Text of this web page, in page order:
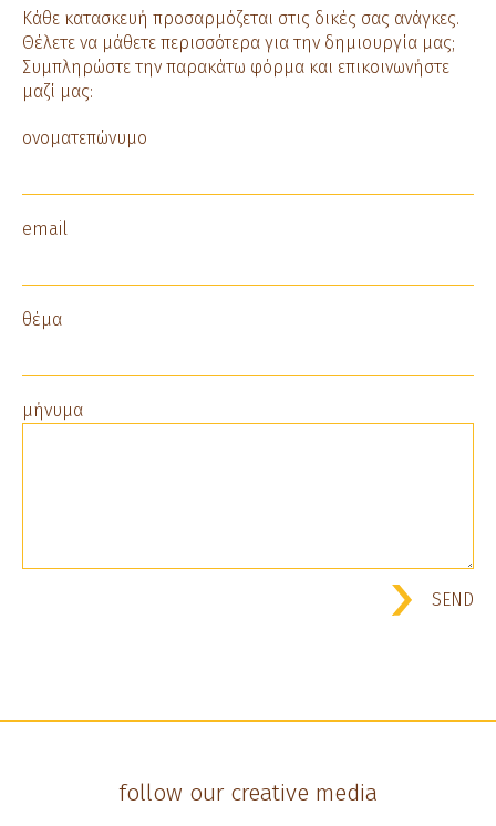
Κάθε κατασκευή προσαρμόζεται στις δικές σας ανάγκες.
Θέλετε να μάθετε περισσότερα για την δημιουργία μας;
Συμπληρώστε την παρακάτω φόρμα και επικοινωνήστε
μαζί μας:
ονοματεπώνυμο
email
θέμα
μήνυμα
follow our creative media